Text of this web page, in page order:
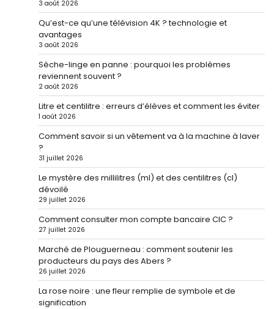
3 août 2026
Qu’est-ce qu’une télévision 4K ? technologie et
avantages
3 août 2026
Sèche-linge en panne : pourquoi les problèmes
reviennent souvent ?
2 août 2026
Litre et centilitre : erreurs d’élèves et comment les éviter
1 août 2026
Comment savoir si un vêtement va à la machine à laver
?
31 juillet 2026
Le mystère des millilitres (ml) et des centilitres (cl)
dévoilé
29 juillet 2026
Comment consulter mon compte bancaire CIC ?
27 juillet 2026
Marché de Plouguerneau : comment soutenir les
producteurs du pays des Abers ?
26 juillet 2026
La rose noire : une fleur remplie de symbole et de
signification